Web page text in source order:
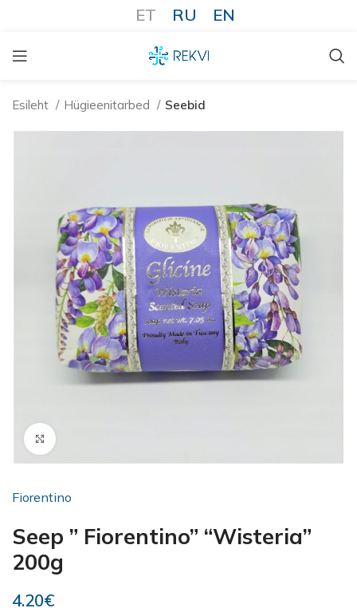
ET RU EN
Esileht Hügieenitarbed Seebid
Fiorentino
Seep ” Fiorentino” “Wisteria”
200g
4.20€